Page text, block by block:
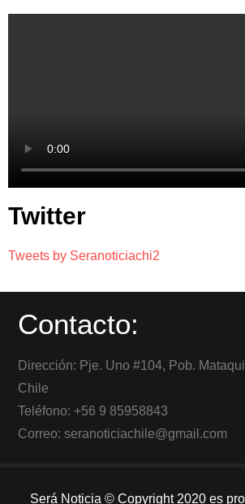
Twitter
Tweets by Seranoticiachi2
Contacto:
Dirección: Pje. Uno #104, Pob.
Chile
Teléfono: +56 9 85958843
Correo: seranoticiachile@gmail.com
Será Noticia © Copyright 2020 es